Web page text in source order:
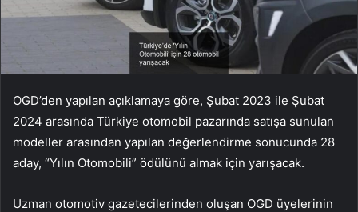
OGD’den yapılan açıklamaya göre, Şubat 2023 ile Şubat
2024 arasında Türkiye otomobil pazarında satışa sunulan
modeller arasından yapılan değerlendirme sonucunda 28
aday, “Yılın Otomobili” ödülünü almak için yarışacak.
Uzman otomotiv gazetecilerinden oluşan OGD üyelerinin